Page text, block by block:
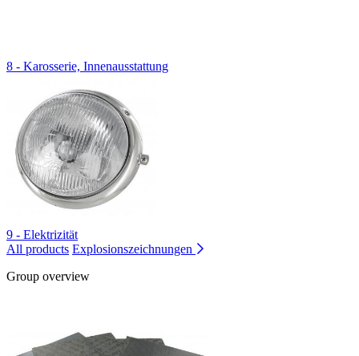
8 - Karosserie, Innenausstattung
9 - Elektrizität
All products Explosionszeichnungen
Group overview